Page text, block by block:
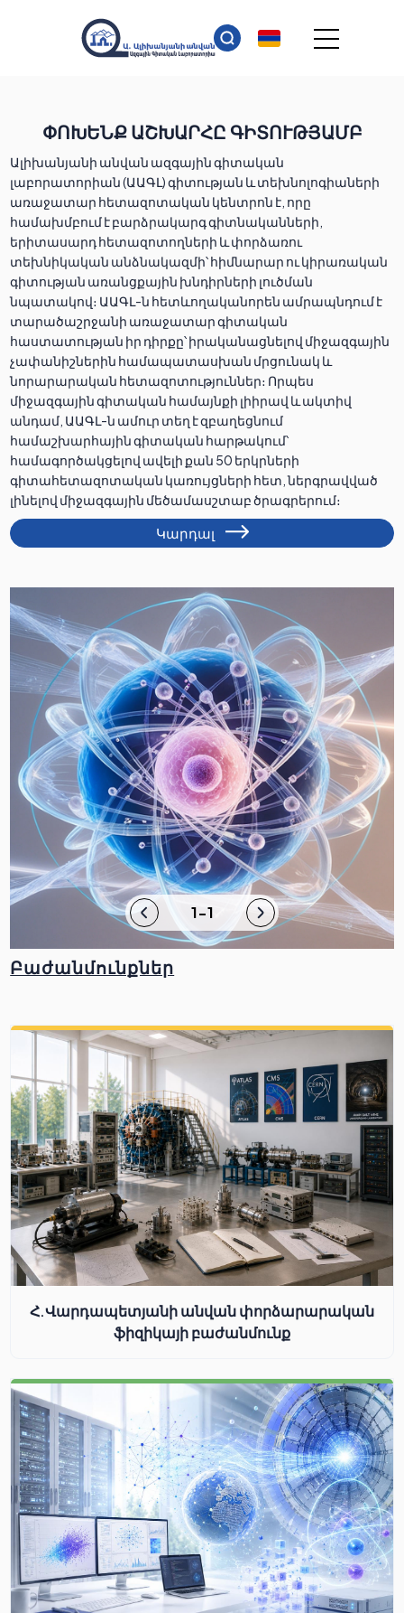
ՓՈԽԵՆՔ ԱՇԽԱՐՀԸ ԳԻՏՈՒԹՅԱՄԲ
Ալիխանյանի անվան ազգային գիտական
լաբորատորիան (ԱԱԳԼ) գիտության և տեխնոլոգիաների
առաջատար հետազոտական կենտրոն է, որը
համախմբում է բարձրակարգ գիտնականների,
երիտասարդ հետազոտողների և փորձառու
տեխնիկական անձնակազմի՝ հիմնարար ու կիրառական
գիտության առանցքային խնդիրների լուծման
նպատակով։ ԱԱԳԼ-ն հետևողականորեն ամրապնդում է
տարածաշրջանի առաջատար գիտական
հաստատության իր դիրքը՝ իրականացնելով միջազգային
չափանիշներին համապատասխան մրցունակ և
նորարարական հետազոտություններ։ Որպես
միջազգային գիտական համայնքի լիիրավ և ակտիվ
անդամ, ԱԱԳԼ-ն ամուր տեղ է զբաղեցնում
համաշխարհային գիտական հարթակում՝
համագործակցելով ավելի քան 50 երկրների
գիտահետազոտական կառույցների հետ, ներգրավված
լինելով միջազգային մեծամասշտաբ ծրագրերում։
Կարդալ
1-1
Բաժանմունքներ
Հ.Վարդապետյանի անվան փորձարարական
ֆիզիկայի բաժանմունք